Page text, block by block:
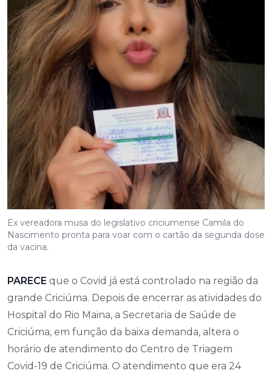
Ex vereadora musa do legislativo criciumense Camila do
Nascimento pronta para voar com o cartão da segunda dose
da vacina.
PARECE que o Covid já está controlado na região da
grande Criciúma. Depois de encerrar as atividades do
Hospital do Rio Maina, a Secretaria de Saúde de
Criciúma, em função da baixa demanda, altera o
horário de atendimento do Centro de Triagem
Covid-19 de Criciúma. O atendimento que era 24